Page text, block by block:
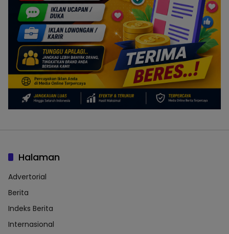
Halaman
Advertorial
Berita
Indeks Berita
Internasional